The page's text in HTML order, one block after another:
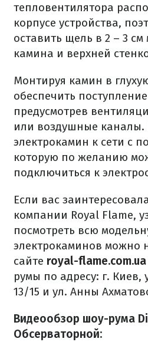
тепловентилятора
корпусе устройства,
оставить щель в 2 – 3
камина и верхней
Монтируя камин в
обеспечить
предусмотрев
или воздушные каналы.
электрокамин к сети с
которую по желанию
подключиться к
Если вас
компании Royal Flame,
посмотреть всю
электрокаминов можно
сайте royal-flame.com.ua
румы по адресу: г. Киев,
13/15 и ул. Анны
Видеообзор шоу-рума
Обсерваторной: